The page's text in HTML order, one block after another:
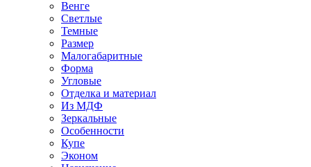
Венге
Светлые
Темные
Размер
Малогабаритные
Форма
Угловые
Отделка и материал
Из МДФ
Зеркальные
Особенности
Купе
Эконом